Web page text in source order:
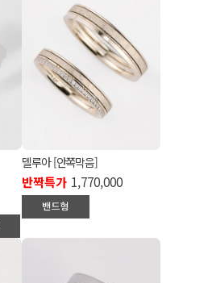
델루아 [안쪽막음]
반짝특가 1,770,000